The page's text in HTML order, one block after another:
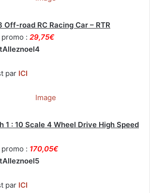
Off-road RC Racing Car – RTR
: 29,75€
par ICI
1 : 10 Scale 4 Wheel Drive High Speed
: 170,05€
par ICI